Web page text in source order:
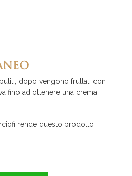
dopo vengono frullati con
fino ad ottenere una crema
rende questo prodotto